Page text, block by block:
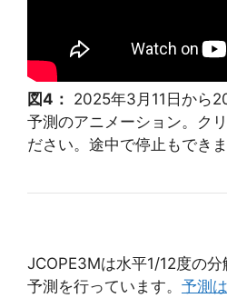
図4： 2025年3月11日から
予測のアニメーション。ク
ださい。途中で停止もできま
JCOPE3Mは水平1/12度の
予測を行っています。 予測